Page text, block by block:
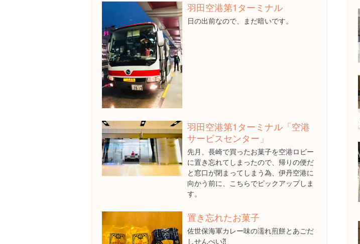
羽田空港第1ターミナル
日の出前なので、まだ暗いです。
羽田空港第1ターミナル「空港
サービスセンター」
先月、長崎で買ったお菓子を空港ロビー
に置き忘れてしまったので、帰りの便だ
と窓口が閉まってしまう為、伊丹空港に
向かう前に、こちらでピックアップしま
す。
置き忘れたお菓子
佐世保海軍カレー味の濡れ煎餅とあごだ
しせんぺい⁈